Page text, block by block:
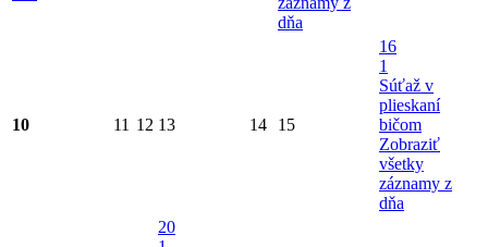
dňa
10 11 12 13 14 15
16
1
Súťaž v
plieskaní
bičom
Zobraziť
všetky
záznamy z
dňa
20